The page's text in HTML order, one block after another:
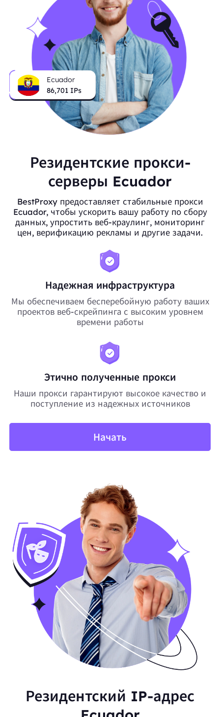
Ecuador
86,701 IPs
Резидентские прокси-
серверы Ecuador
BestProxy предоставляет стабильные прокси
Ecuador, чтобы ускорить вашу работу по сбору
данных, упростить веб-краулинг, мониторинг
цен, верификацию рекламы и другие задачи.
Надежная инфраструктура
Мы обеспечиваем бесперебойную работу ваших
проектов веб-скрейпинга с высоким уровнем
времени работы
Этично полученные прокси
Наши прокси гарантируют высокое качество и
поступление из надежных источников
Начать
Резидентский IP-адрес